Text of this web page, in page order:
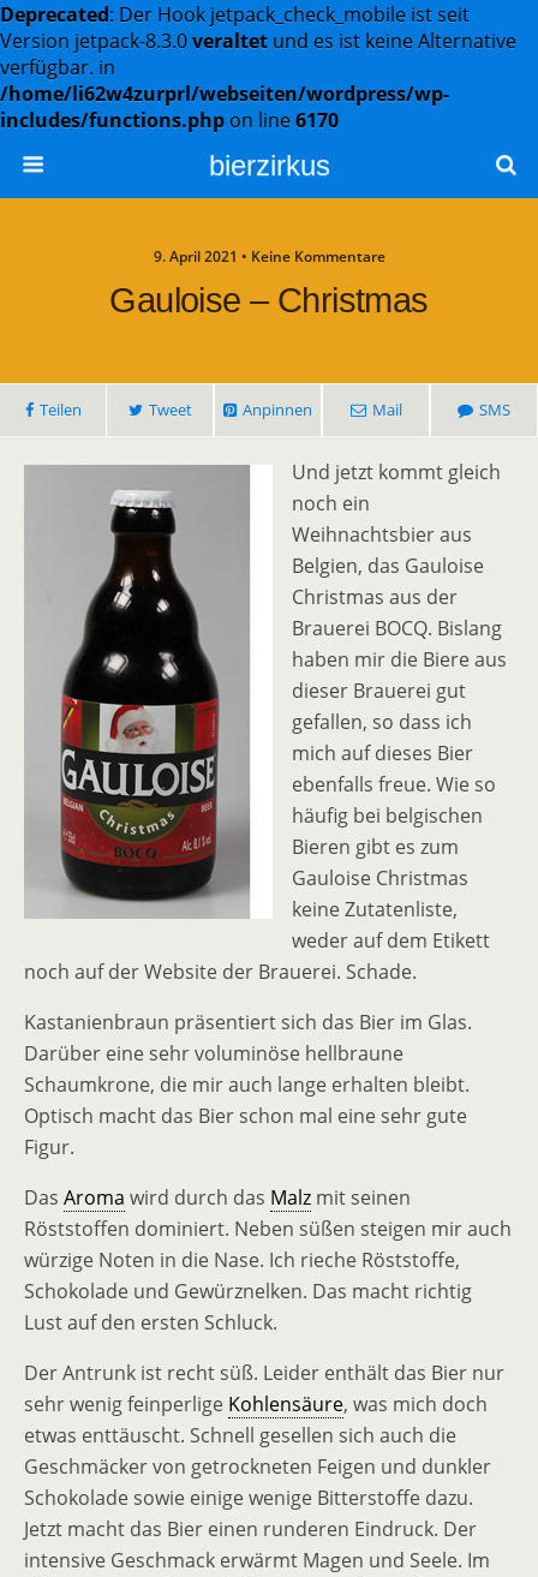
Deprecated: Der Hook jetpack_check_mobile ist seit
Version jetpack-8.3.0veraltet und es ist keine Alternative
verfügbar. in
/home/li62w4zurprl/webseiten/wordpress/wp-
includes/functions.php on line6170
bierzirkus
9. April 2021 • Keine Kommentare
Gauloise – Christmas
Teilen Tweet Anpinnen Mail SMS
Und jetzt kommt gleich
noch ein
Weihnachtsbier aus
Belgien, das Gauloise
Christmas aus der
Brauerei BOCQ. Bislang
haben mir die Biere aus
dieser Brauerei gut
gefallen, so dass ich
mich auf dieses Bier
ebenfalls freue. Wie so
häufig bei belgischen
Bieren gibt es zum
Gauloise Christmas
keine Zutatenliste,
weder auf dem Etikett
noch auf der Website der Brauerei. Schade.
Kastanienbraun präsentiert sich das Bier im Glas.
Darüber eine sehr voluminöse hellbraune
Schaumkrone, die mir auch lange erhalten bleibt.
Optisch macht das Bier schon mal eine sehr gute
Figur.
Das Aroma wird durch das Malz mit seinen
Röststoffen dominiert. Neben süßen steigen mir auch
würzige Noten in die Nase. Ich rieche Röststoffe,
Schokolade und Gewürznelken. Das macht richtig
Lust auf den ersten Schluck.
Der Antrunk ist recht süß. Leider enthält das Bier nur
sehr wenig feinperlige Kohlensäure, was mich doch
etwas enttäuscht. Schnell gesellen sich auch die
Geschmäcker von getrockneten Feigen und dunkler
Schokolade sowie einige wenige Bitterstoffe dazu.
Jetzt macht das Bier einen runderen Eindruck. Der
intensive Geschmack erwärmt Magen und Seele. Im